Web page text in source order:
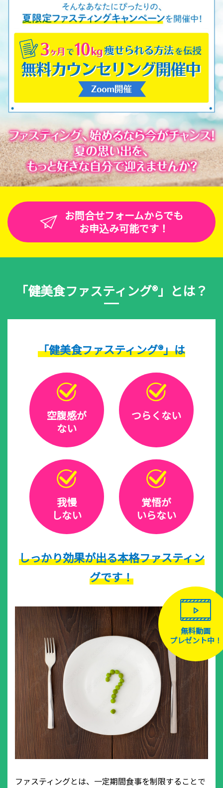
お問合せフォームからでも
お申込み可能です！
「健美食ファスティング®」とは？
「健美食ファスティング®」は
空腹感が
ない
つらくない
我慢
しない
覚悟が
いらない
しっかり効果が出る本格ファスティン
グです！
無料動画
プレゼント中！
ファスティングとは、一定期間食事を制限することで